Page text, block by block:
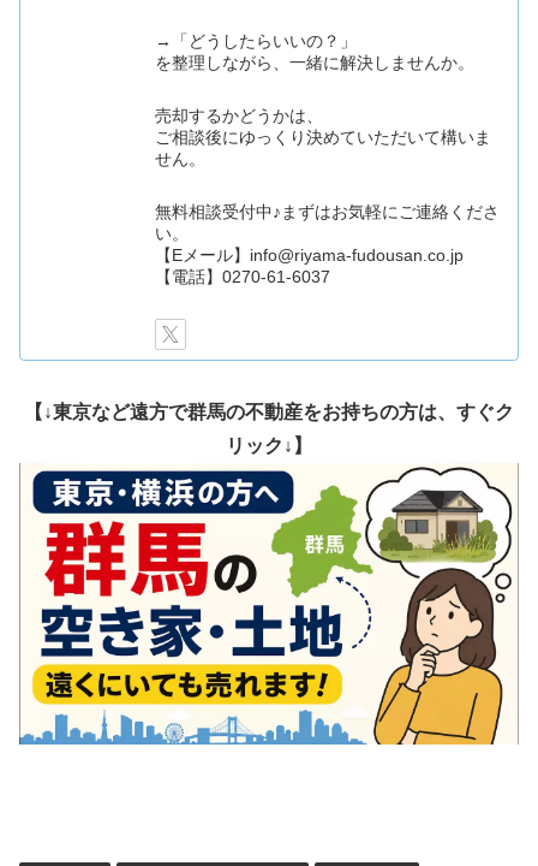
→「どうしたらいいの？」
を整理しながら、一緒に解決しませんか。
売却するかどうかは、
ご相談後にゆっくり決めていただいて構いま
せん。
無料相談受付中♪まずはお気軽にご連絡くださ
い。
【Eメール】info@riyama-fudousan.co.jp
【電話】0270-61-6037
【↓東京など遠方で群馬の不動産をお持ちの方は、すぐク
リック↓】